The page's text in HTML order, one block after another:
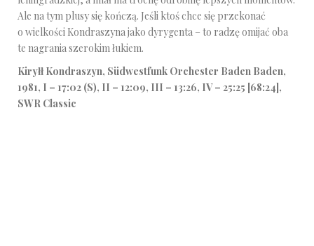
Ale na tym plusy się kończą. Jeśli ktoś chce się przekonać
o wielkości Kondraszyna jako dyrygenta – to radzę omijać oba
te nagrania szerokim łukiem.
Kiryłł Kondraszyn, Südwestfunk Orchester Baden Baden,
1981, I – 17:02 (S), II – 12:09, III – 13:26, IV – 25:25 [68:24],
SWR Classic